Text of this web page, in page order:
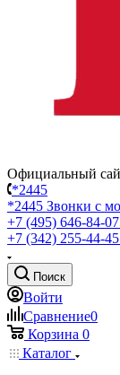
Официальный
*2445
*2445 Звонки с
+7 (495) 646-84-07
+7 (342) 255-44-45
Поиск
Войти
Сравнение0
Корзина 0
Каталог